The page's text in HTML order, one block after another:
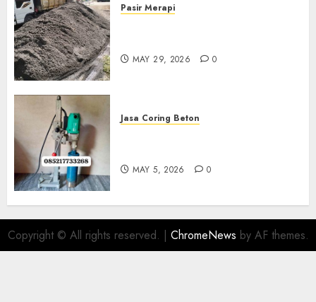
Pasir Merapi
MAY 29, 2026 0
Jasa Coring Beton
MAY 5, 2026 0
Copyright © All rights reserved. | ChromeNews by AF themes.